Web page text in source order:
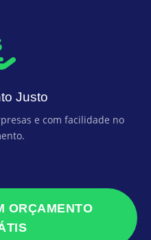
Justo
e com facilidade no
ORÇAMENTO